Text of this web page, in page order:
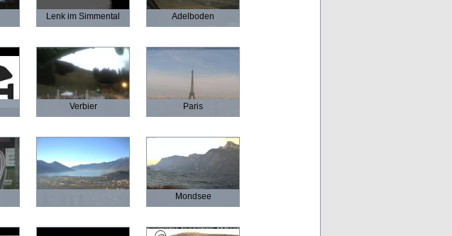
Lenk im Simmental Adelboden
Verbier Paris
Mondsee